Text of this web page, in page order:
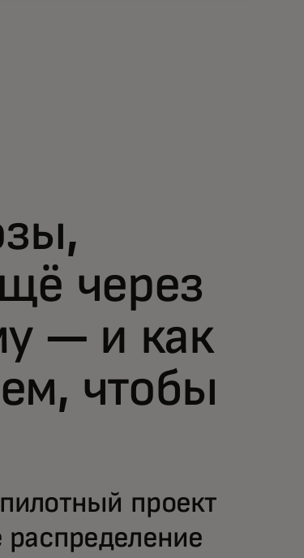
через
— и как
чтобы
проект
распределение